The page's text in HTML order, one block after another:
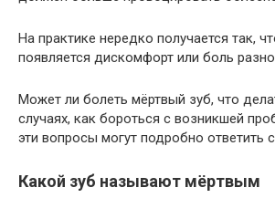
На практике нередко получается так,
появляется дискомфорт или боль
Может ли болеть мёртвый зуб, что
случаях, как бороться с возникшей
эти вопросы могут подробно ответить
Какой зуб называют мёртвым